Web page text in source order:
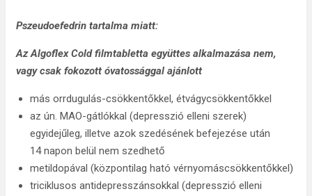
Pszeudoefedrin tartalma miatt:
Az Algoflex Cold filmtabletta együttes alkalmazása nem,
vagy csak fokozott óvatossággal ajánlott
más orrdugulás-csökkentőkkel, étvágycsökkentőkkel
az ún. MAO-gátlókkal (depresszió elleni szerek)
egyidejűleg, illetve azok szedésének befejezése után
14 napon belül nem szedhető
metildopával (központilag ható vérnyomáscsökkentőkkel)
triciklusos antidepresszánsokkal (depresszió elleni